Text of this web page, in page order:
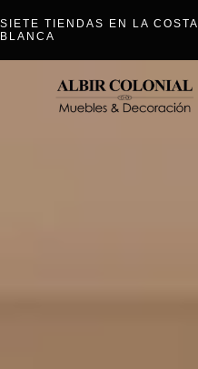
SIETE TIENDAS EN LA COSTA
BLANCA